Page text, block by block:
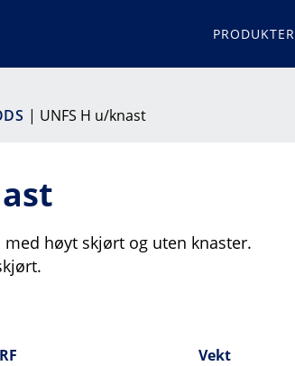
PRODUKTER
| UNFS H u/knast
høyt skjørt og uten knaster.
Vekt